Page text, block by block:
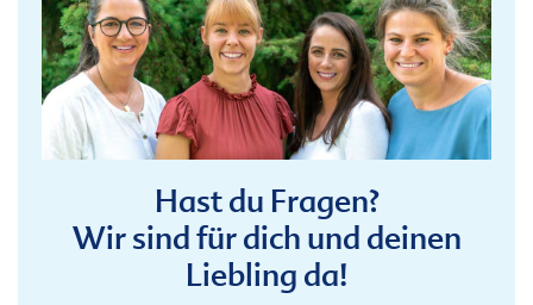
Hast du Fragen?
Wir sind für dich und deinen
Liebling da!